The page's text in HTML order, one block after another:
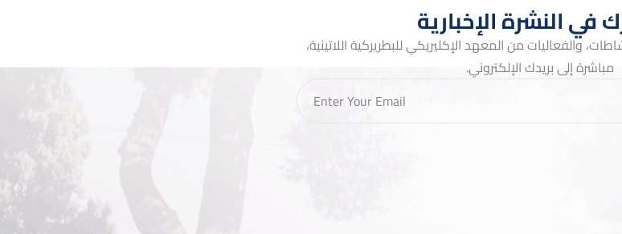
في النشرة الإخبارية
والفعاليات من المعهد الإكليريكي للبطريركية اللاتينية،
مباشرة إلى بريدك الإلكتروني.